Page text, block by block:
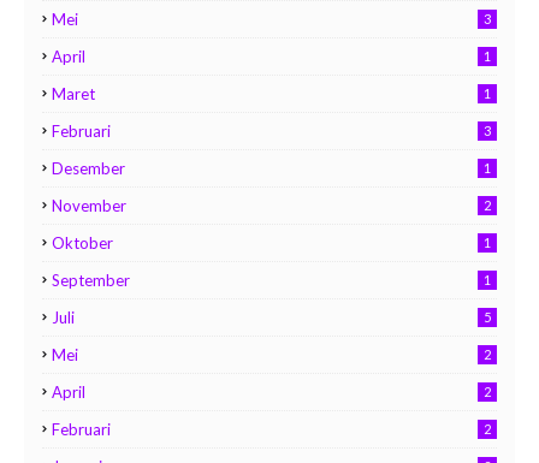
Mei 3
April 1
Maret 1
Februari 3
Desember 1
November 2
Oktober 1
September 1
Juli 5
Mei 2
April 2
Februari 2